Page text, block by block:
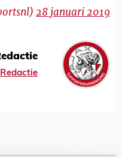
28 januari 2019